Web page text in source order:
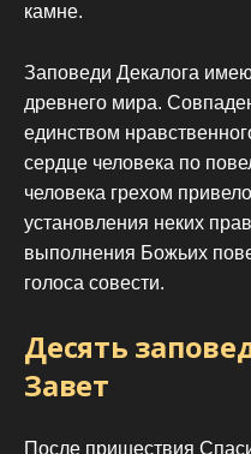
камне.
Заповеди Декалога
древнего мира.
единством
сердце человека по
человека грехом
установления неких
выполнения Божьих
голоса совести.
Десять
Завет
После пришествия